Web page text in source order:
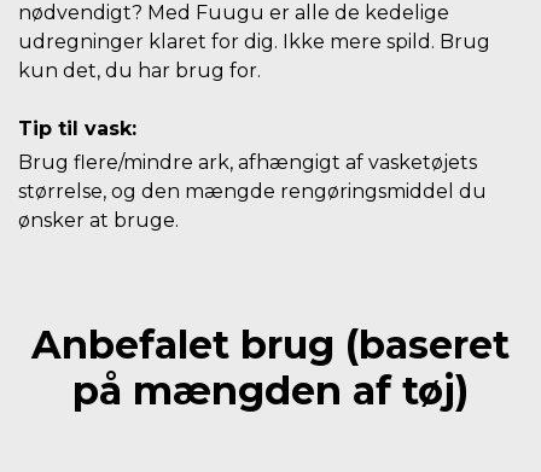
nødvendigt? Med Fuugu er alle de kedelige
udregninger klaret for dig. Ikke mere spild. Brug
kun det, du har brug for.
Tip til vask:
Brug flere/mindre ark, afhængigt af vasketøjets
størrelse, og den mængde rengøringsmiddel du
ønsker at bruge.
Anbefalet brug (baseret
på mængden af tøj)